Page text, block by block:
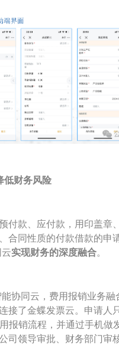
低财务风险
付款、应付款，用印盖章
合同性质的付款借款的申
实现财务的深度融合。
协同云，费用报销业务融
接了金蝶发票云。申请人
报销流程，并通过手机做
司领导审批、财务部门审